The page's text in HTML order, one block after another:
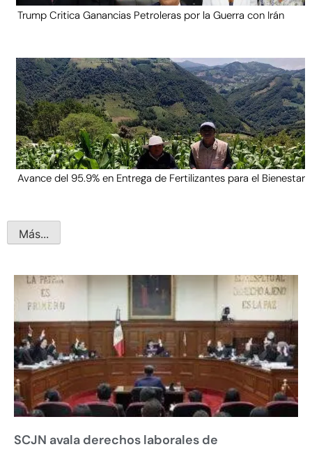
Trump Critica Ganancias Petroleras por la Guerra con Irán
Avance del 95.9% en Entrega de Fertilizantes para el Bienestar
Más...
SCJN avala derechos laborales de